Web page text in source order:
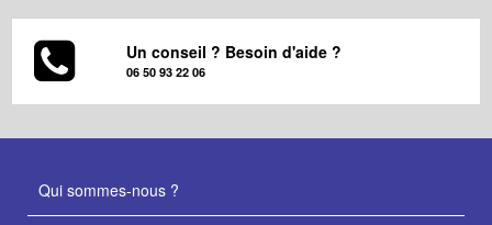
Un conseil ? Besoin d'aide ?
06 50 93 22 06
Qui sommes-nous ?